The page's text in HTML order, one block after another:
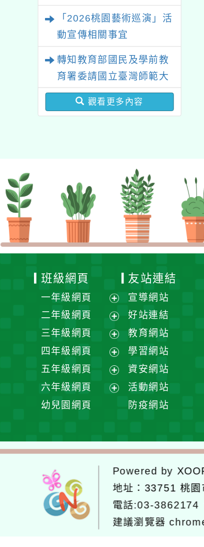
「2026桃園藝術巡演」活
動宣傳相關事宜
轉知教育部國民及學前教
育署委請國立臺灣師範大
學辦理「114至115年度
健康促進學校輔導計畫師
觀看更多內容
班級網頁
一年級網頁
展
開
選
單
二年級網頁
展
選
單
三年級網頁
展
選
單
四年級網頁
展
選
五年級網頁
展
開
六年級網頁
單
幼兒園網頁
友站連結
宣導網站
好站連結
教育網站
學習網站
資安網站
活動網站
防疫網站
Powered by
地址： 33751 桃園
電話:03-3862174
建議瀏覽器